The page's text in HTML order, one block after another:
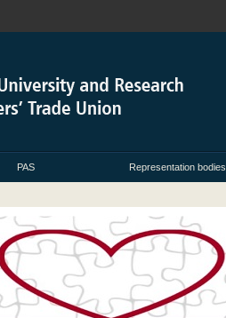
PAS Representation bodies